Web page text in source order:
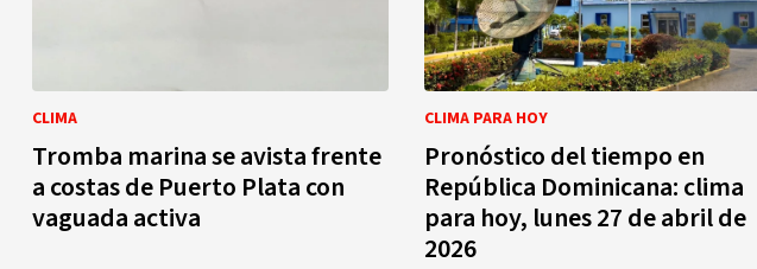
CLIMA
Tromba marina se avista frente
a costas de Puerto Plata con
vaguada activa
CLIMA PARA HOY
Pronóstico del tiempo en
República Dominicana: clima
para hoy, lunes 27 de abril de
2026